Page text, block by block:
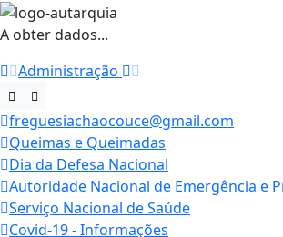
A obter dados...
Administração
freguesiachaocouce@gmail.com
Queimas e Queimadas
Dia da Defesa Nacional
Autoridade Nacional de Emergência e
Serviço Nacional de Saúde
Covid-19 - Informações